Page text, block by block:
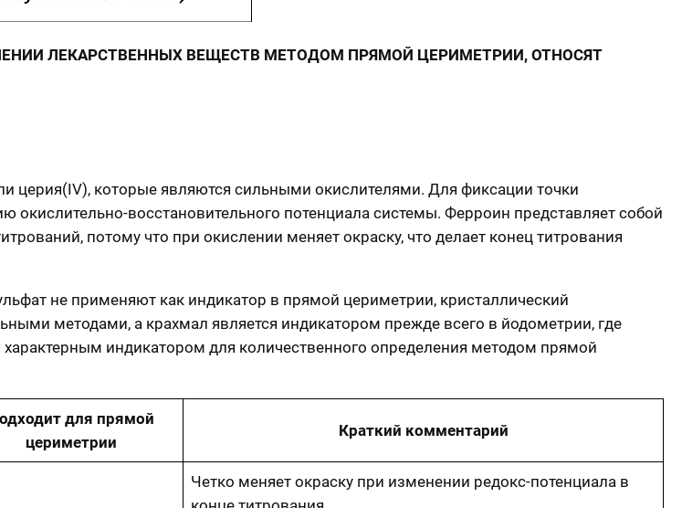
ЛЕКАРСТВЕННЫХ ВЕЩЕСТВ МЕТОДОМ ПРЯМОЙ ЦЕРИМЕТРИИ, ОТНОСЯТ
церия(IV), которые являются сильными окислителями. Для фиксации точки
окислительно-восстановительного потенциала системы. Ферроин представляет собой
потому что при окислении меняет окраску, что делает конец титрования
не применяют как индикатор в прямой цериметрии, кристаллический
методами, а крахмал является индикатором прежде всего в йодометрии, где
характерным индикатором для количественного определения методом прямой
для прямой
цериметрии
Краткий комментарий
Четко меняет окраску при изменении редокс-потенциала в